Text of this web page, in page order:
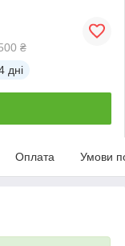
₴
дні
Оплата Умови